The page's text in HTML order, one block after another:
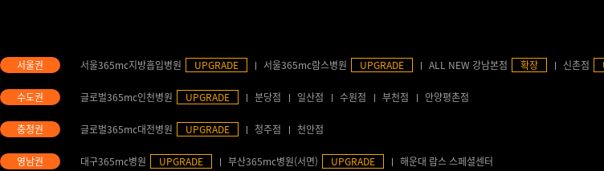
서울365mc지방흡입병원 UPGRADE 서울365mc람스병원 UPGRADE ALL NEW 강남본점 확장 신촌점
글로벌365mc인천병원 UPGRADE 분당점 일산점 수원점 부천점 안양평촌점
글로벌365mc대전병원 UPGRADE 청주점 천안점
대구365mc병원 UPGRADE 부산365mc병원(서면) UPGRADE 해운대 람스 스페셜센터